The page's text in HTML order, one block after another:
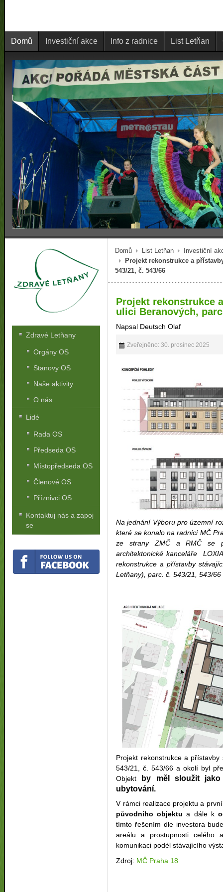
Domů Investiční akce Info z radnice List Letňan
Domů List Letňan
Investiční
Projekt rekonstrukce a
543/21, č. 543/66
Projekt rekonstrukce
ulici Beranových,
Napsal Deutsch Olaf
Zveřejněno: 30. prosinec 2025
Na jednání Výboru pro územní
které se konalo na radnici MČ
ze strany ZMČ a RMČ se
architektonické kanceláře
rekonstrukce a přístavby
Letňany), parc. č. 543/21, 543/
Projekt rekonstrukce a
543/21, č. 543/66 a okolí byl
Objekt
by měl sloužit
ubytování.
V rámci realizace projektu a
původního objektu a dále k
tímto řešením dle investora
areálu a prostupnosti celého
komunikaci podél stávajícího
Zdroj: MČ Praha 18
Zdravé Letňany
Orgány OS
Stanovy OS
Naše aktivity
O nás
Lidé
Rada OS
Předseda OS
Místopředseda OS
Členové OS
Příznivci OS
Kontaktuj nás a zapoj
se